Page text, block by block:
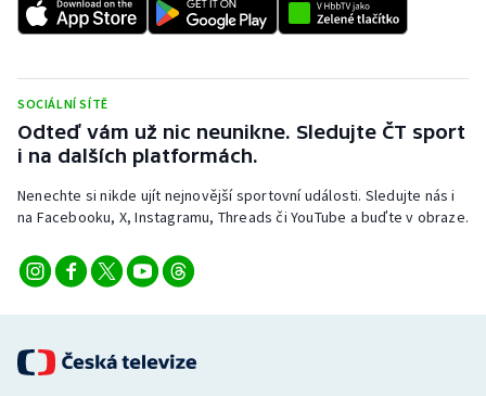
SOCIÁLNÍ SÍTĚ
Odteď vám už nic neunikne. Sledujte ČT sport
i na dalších platformách.
Nenechte si nikde ujít nejnovější sportovní události. Sledujte nás i
na Facebooku, X, Instagramu, Threads či YouTube a buďte v obraze.